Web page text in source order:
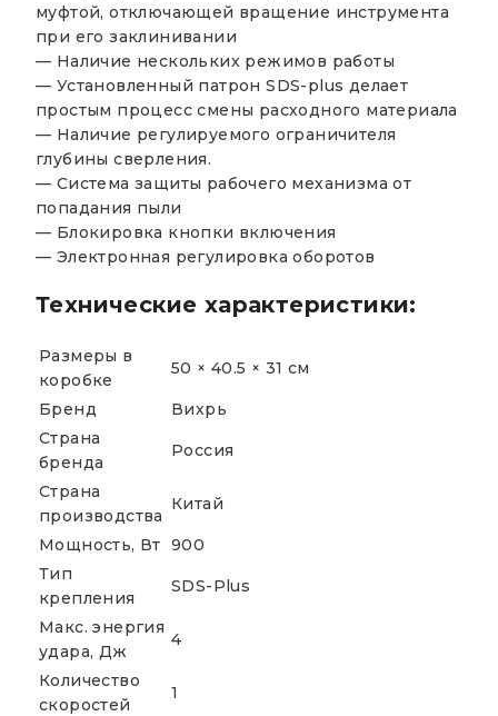
муфтой, отключающей вращение инструмента
при его заклинивании
— Наличие нескольких режимов работы
— Установленный патрон SDS-plus делает
простым процесс смены расходного материала
— Наличие регулируемого ограничителя
глубины сверления.
— Система защиты рабочего механизма от
попадания пыли
— Блокировка кнопки включения
— Электронная регулировка оборотов
Технические характеристики:
Размеры в
коробке
50 × 40.5 × 31 см
Бренд
Вихрь
Страна
бренда
Россия
Страна
производства
Китай
Мощность, Вт 900
Тип
крепления
SDS-Plus
Макс. энергия
удара, Дж
4
Количество
скоростей
1